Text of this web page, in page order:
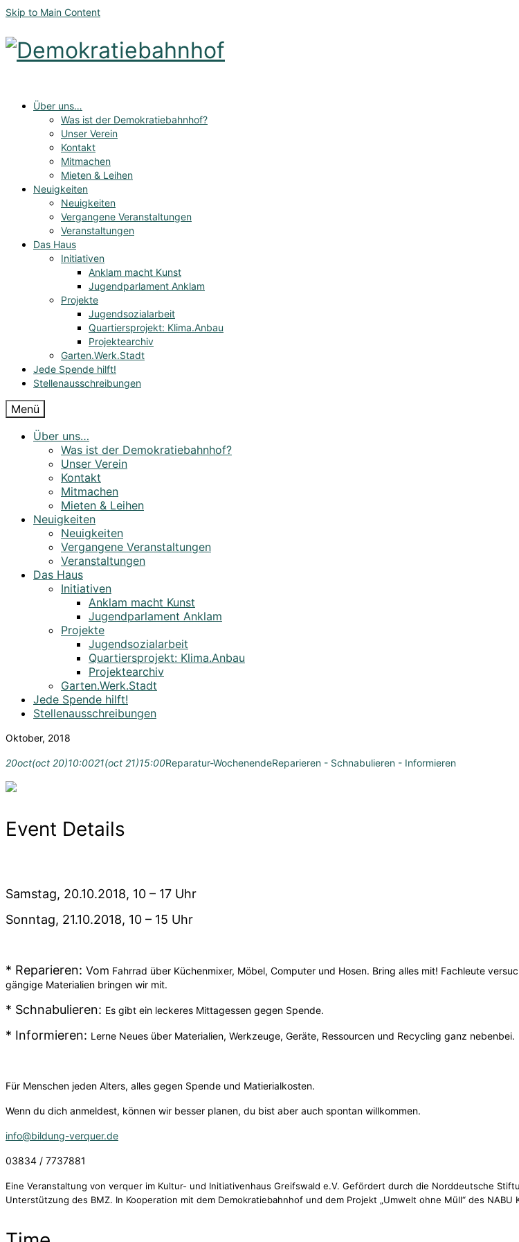
Skip to Main Content
Über uns…
Was ist der Demokratiebahnhof?
Unser Verein
Kontakt
Mitmachen
Mieten & Leihen
Neuigkeiten
Neuigkeiten
Vergangene Veranstaltungen
Veranstaltungen
Das Haus
Initiativen
Anklam macht Kunst
Jugendparlament Anklam
Projekte
Jugendsozialarbeit
Quartiersprojekt: Klima.Anbau
Projektearchiv
Garten.Werk.Stadt
Jede Spende hilft!
Stellenausschreibungen
Menü
Über uns…
Was ist der Demokratiebahnhof?
Unser Verein
Kontakt
Mitmachen
Mieten & Leihen
Neuigkeiten
Neuigkeiten
Vergangene Veranstaltungen
Veranstaltungen
Das Haus
Initiativen
Anklam macht Kunst
Jugendparlament Anklam
Projekte
Jugendsozialarbeit
Quartiersprojekt: Klima.Anbau
Projektearchiv
Garten.Werk.Stadt
Jede Spende hilft!
Stellenausschreibungen
Oktober, 2018
20oct(oct 20)10:0021(oct 21)15:00Reparatur-WochenendeReparieren - Schnabulieren - Informieren
Event Details
Samstag, 20.10.2018, 10 – 17 Uhr
Sonntag, 21.10.2018, 10 – 15 Uhr
* Reparieren: Vom Fahrrad über Küchenmixer, Möbel, Computer und Hosen. Bring alles mit! Fachleute
gängige Materialien bringen wir mit.
* Schnabulieren: Es gibt ein leckeres Mittagessen gegen Spende.
* Informieren: Lerne Neues über Materialien, Werkzeuge, Geräte, Ressourcen und Recycling ganz nebenbei.
Für Menschen jeden Alters, alles gegen Spende und Matierialkosten.
Wenn du dich anmeldest, können wir besser planen, du bist aber auch spontan willkommen.
info@bildung-verquer.de
03834 / 7737881
Eine Veranstaltung von verquer im Kultur- und Initiativenhaus Greifswald e.V. Gefördert durch die Norddeutsche
Unterstützung des BMZ. In Kooperation mit dem Demokratiebahnhof und dem Projekt „Umwelt ohne Müll“ des